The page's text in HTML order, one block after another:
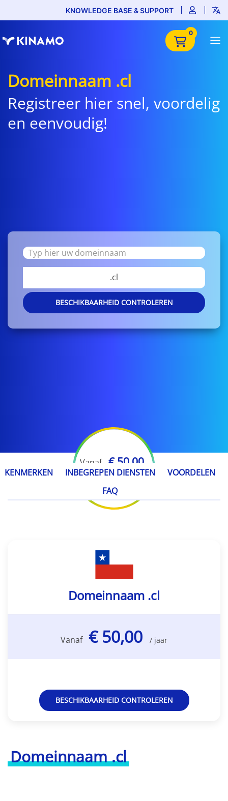
KNOWLEDGE BASE & SUPPORT
0
Domeinnaam .cl
Registreer hier snel, voordelig
en eenvoudig!
.cl
BESCHIKBAARHEID CONTROLEREN
Vanaf € 50,00
/ jaar
KENMERKEN INBEGREPEN DIENSTEN
VOORDELEN
FAQ
Domeinnaam .cl
Domeinnaam .cl
Vanaf € 50,00 / jaar
BESCHIKBAARHEID CONTROLEREN